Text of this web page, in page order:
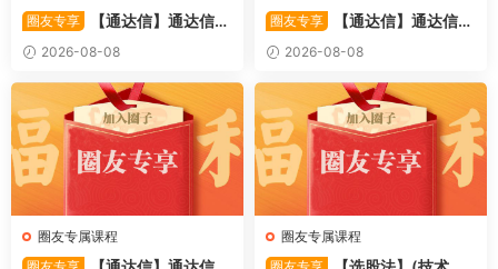
圈友专享
【通达信】通达信
〖备战龙妖〗副图/选股 精准
捕捉龙头启动进场信号 源码
2026-08-08
圈友专享
【通达信】通达信
〖重心突破〗主副图/选股 捕
捉股价在特定形态下的反转与
启动信号 源码
2026-08-08
圈友专属课程
圈友专属课程